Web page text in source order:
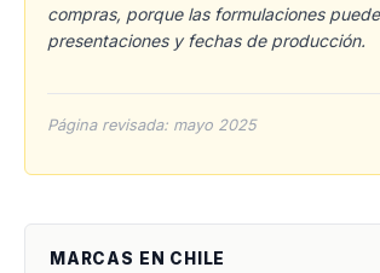
compras, porque las formulaciones
presentaciones y fechas de producción.
Página revisada: mayo 2025
MARCAS EN CHILE